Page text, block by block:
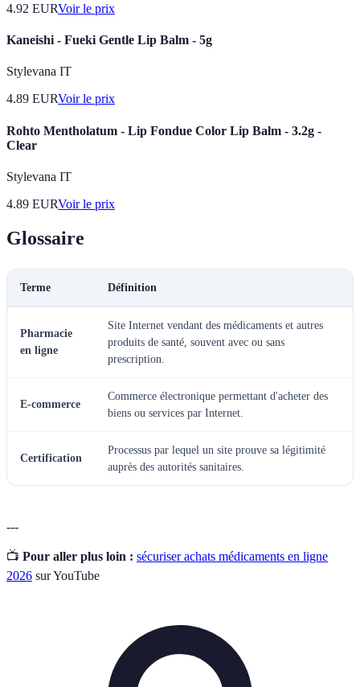
4.92 EURVoir le prix
Kaneishi - Fueki Gentle Lip Balm - 5g
Stylevana IT
4.89 EURVoir le prix
Rohto Mentholatum - Lip Fondue Color Lip Balm - 3.2g -
Clear
Stylevana IT
4.89 EURVoir le prix
Glossaire
Terme Définition
Pharmacie
en ligne
Site Internet vendant des médicaments et autres
produits de santé, souvent avec ou sans
prescription.
E-commerce
Commerce électronique permettant d'acheter des
biens ou services par Internet.
Certification
Processus par lequel un site prouve sa légitimité
auprès des autorités sanitaires.
---
📺 Pour aller plus loin : sécuriser achats médicaments en ligne
2026 sur YouTube